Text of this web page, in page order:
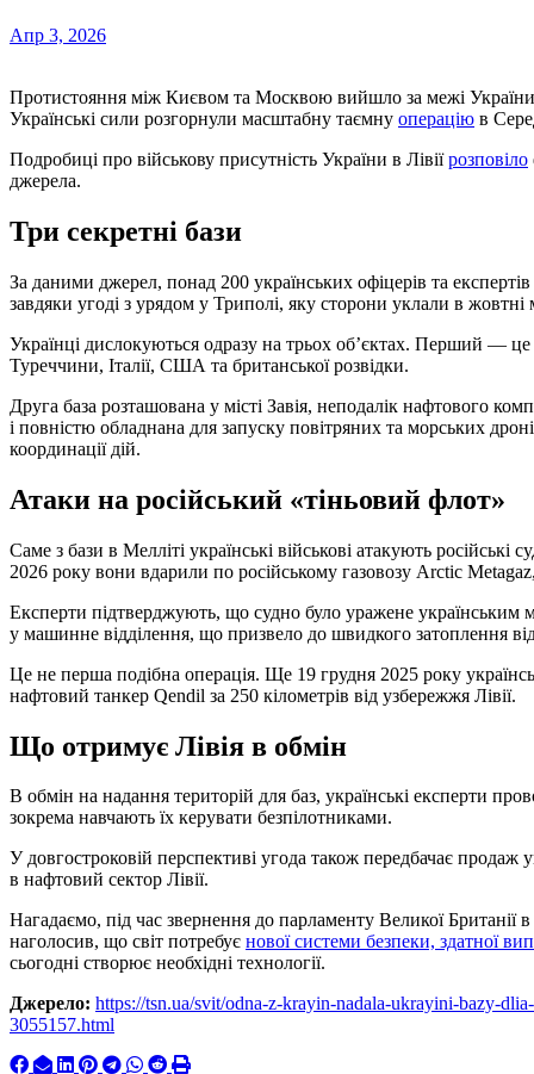
Апр 3, 2026
Протистояння між Києвом та Москвою вийшло за межі України та поширилося на Африканський континент.
Українські сили розгорнули масштабну таємну операцію в
Подробиці про військову присутність України в Лівіїрозповіло
джерела.
Три секретні бази
За даними джерел, понад 200 українських офіцерів та
завдяки угоді з урядом у Триполі, яку сторони уклали в жовтні
Українці дислокуються одразу на трьох об’єктах. Перший —
Туреччини, Італії, США та британської розвідки.
Друга база розташована у місті Завія, неподалік нафтового
і повністю обладнана для запуску повітряних та морських
координації дій.
Атаки на російський «тіньовий флот»
Саме з бази в Мелліті українські військові атакують російські
2026 року вони вдарили по російському газовозу Arctic
Експерти підтверджують, що судно було уражене
у машинне відділення, що призвело до швидкого затоплення
Це не перша подібна операція. Ще 19 грудня 2025 року
нафтовий танкер Qendil за 250 кілометрів від узбережжя Лівії.
Що отримує Лівія в обмін
В обмін на надання територій для баз, українські експерти
зокрема навчають їх керувати безпілотниками.
У довгостроковій перспективі угода також передбачає продаж
в нафтовий сектор Лівії.
Нагадаємо, під час звернення до парламенту Великої
наголосив, що світ потребує нової системи безпеки, здатної
сьогодні створює необхідні технології.
Джерело: https://tsn.ua/svit/odna-z-krayin-nadala-ukrayini-bazy-
3055157.html